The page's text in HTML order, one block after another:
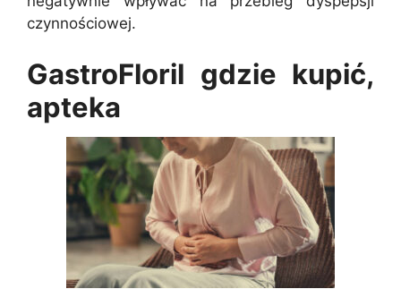
czynnościowej.
GastroFloril gdzie kupić,
apteka